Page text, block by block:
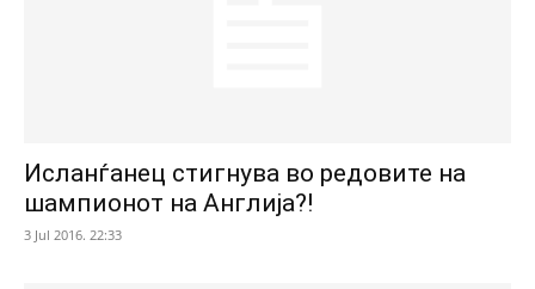
Исланѓанец стигнува во редовите на
шампионот на Англија?!
3 Jul 2016. 22:33